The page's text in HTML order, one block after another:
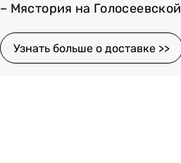
– Мястория на Голосеевской
Узнать больше о доставке >>